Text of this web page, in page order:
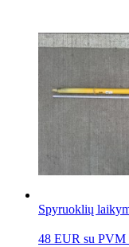
Spyruoklių
48 EUR su PVM